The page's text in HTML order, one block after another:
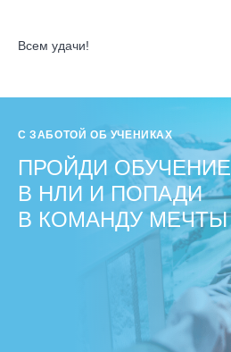
Всем удачи!
С ЗАБОТОЙ ОБ УЧЕНИКАХ
ПРОЙДИ ОБУЧЕНИЕ
В НЛИ И ПОПАДИ
В КОМАНДУ МЕЧТЫ